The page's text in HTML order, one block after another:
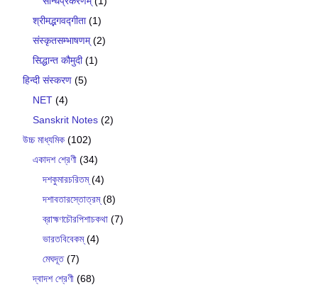
श्रीमद्भगवद्गीता(1)
संस्कृतसम्भाषणम्(2)
सिद्धान्त कौमुदी(1)
हिन्दी संस्करण (5)
NET (4)
Sanskrit Notes (2)
উচ্চ মাধ্যমিক (102)
একাদশ শ্রেণী (34)
দশকুমারচরিতম্(4)
দশাবতারস্তোত্রম্(8)
ব্রাহ্মণচৌরপিশাচকথা (7)
ভারতবিবেকম্(4)
মেঘদূত(7)
দ্বাদশ শ্রেণী (68)